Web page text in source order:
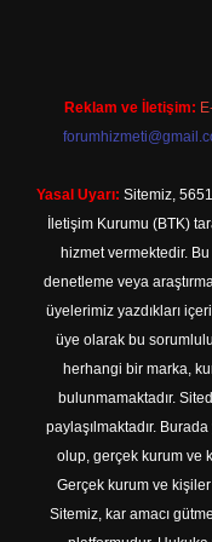
Reklam ve İletişim:
Yasal Uyarı: Sitemiz,
İletişim Kurumu (BTK)
hizmet vermektedir.
denetleme veya
üyelerimiz yazdıkları
üye olarak bu
herhangi bir marka,
bulunmamaktadır.
paylaşılmaktadır.
olup, gerçek kurum ve
Gerçek kurum ve
Sitemiz, kar amacı